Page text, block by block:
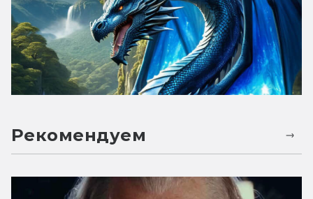
Рекомендуем